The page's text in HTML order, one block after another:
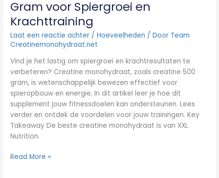
Gram voor Spiergroei en
Krachttraining
Laat een reactie achter /Hoeveelheden / Door Team
Creatinemonohydraat.net
Vind je het lastig om spiergroei en krachtresultaten te
verbeteren? Creatine monohydraat, zoals creatine 500
gram, is wetenschappelijk bewezen effectief voor
spieropbouw en energie. In dit artikel leer je hoe dit
supplement jouw fitnessdoelen kan ondersteunen. Lees
verder en ontdek de voordelen voor jouw trainingen. Key
Takeaway De beste creatine monohydraat is van XXL
Nutrition.
Read More »